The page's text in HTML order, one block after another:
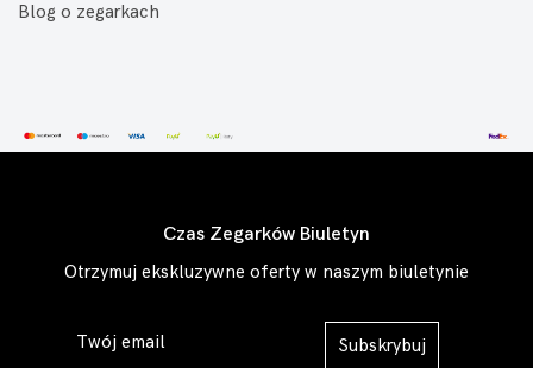
Blog o zegarkach
Czas Zegarków Biuletyn
Otrzymuj ekskluzywne oferty w naszym biuletynie
Subskrybuj